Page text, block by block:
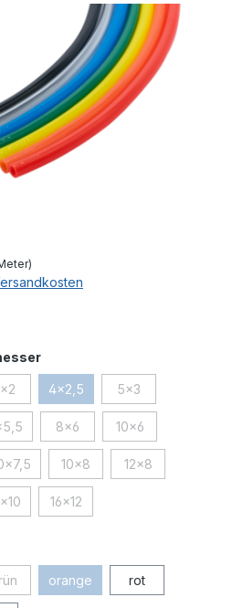
auswählen
nicht verfügbar.)
ist zurzeit nicht verfügbar.)
(Diese Option ist zurzeit nicht verfügbar.)
4x2,5(Diese Option ist zurzeit nicht
5x3(Diese Option ist
(Diese Option ist zurzeit nicht verfügbar.)
8x6(Diese Option ist zurzeit nicht
10x6(Diese Option ist
nicht verfügbar.)
ist zurzeit nicht verfügbar.)
(Diese Option ist zurzeit nicht verfügbar.)
10x8(Diese Option ist zurzeit nicht
12x8(Diese Option ist
nicht verfügbar.)
ist zurzeit nicht verfügbar.)
(Diese Option ist zurzeit nicht verfügbar.)
16x12(Diese Option ist zurzeit nicht
ist zurzeit nicht verfügbar.)
(Diese Option ist zurzeit nicht verfügbar.)
orange(Diese Option ist zurzeit nicht
rot